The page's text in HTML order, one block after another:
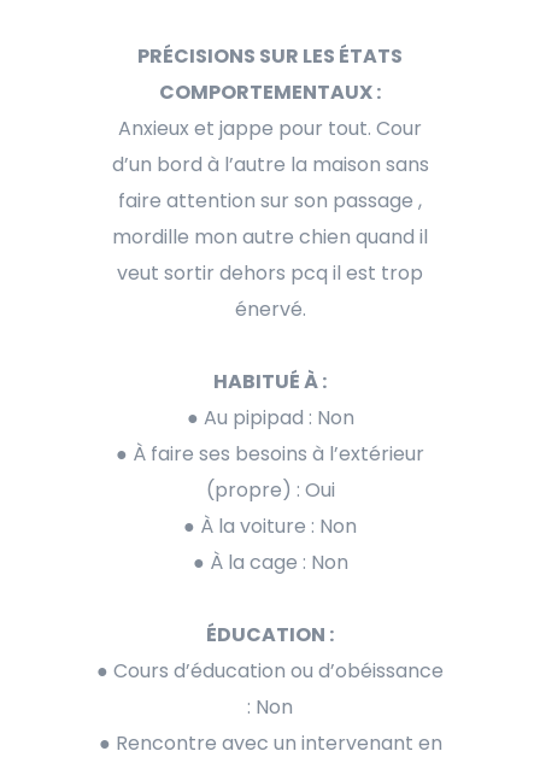
PRÉCISIONS SUR LES ÉTATS
COMPORTEMENTAUX :
Anxieux et jappe pour tout. Cour
d’un bord à l’autre la maison sans
faire attention sur son passage ,
mordille mon autre chien quand il
veut sortir dehors pcq il est trop
énervé.
HABITUÉ À :
● Au pipipad : Non
● À faire ses besoins à l’extérieur
(propre) : Oui
● À la voiture : Non
● À la cage : Non
ÉDUCATION :
● Cours d’éducation ou d’obéissance
: Non
● Rencontre avec un intervenant en